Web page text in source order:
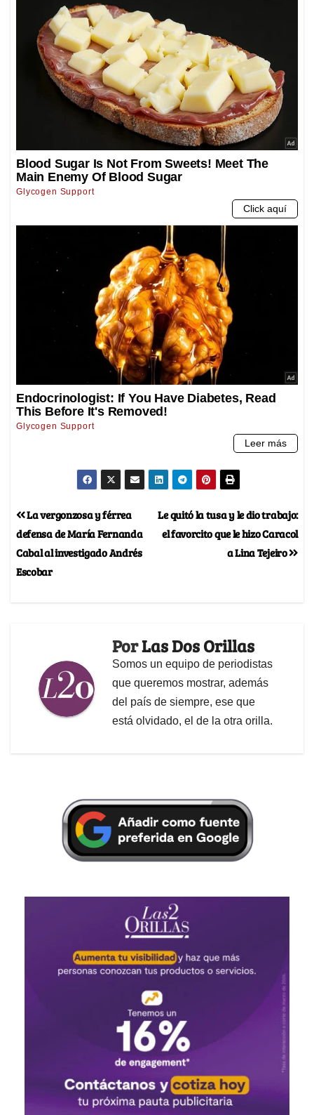
Le quitó la tusa y le dio trabajo:
el favorcito que le hizo Caracol
a Lina Tejeiro
La vergonzosa y férrea
defensa de María Fernanda
Cabal al investigado Andrés
Escobar
PorLas Dos Orillas
Somos un equipo de periodistas
que queremos mostrar, además
del país de siempre, ese que
está olvidado, el de la otra orilla.